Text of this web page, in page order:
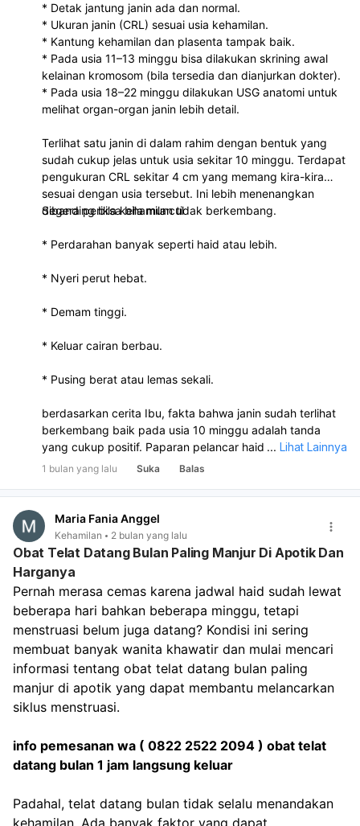
Membantu mengatur
menstruasi.
Perkiraan Harga
Harga dapat berbeda di
apotik dan fasilitas
Perhatian
Penggunaan harus
evaluasi medis untuk
keamanan dan
Progesteron merupakan
Mendukung pengaturan
menstruasi pada kondisi
sediaan dan merek yang
Cara Alami Melancarkan
Selain obat-obatan,
membantu menjaga siklus
menstruasi tetap sehat.
Perbanyak Konsumsi
Bergizi
Tubuh membutuhkan
secara optimal.
Beberapa makanan yang
antara lain:
* Detak jantung janin ada dan normal.
* Ukuran janin (CRL) sesuai usia kehamilan.
* Kantung kehamilan dan plasenta tampak baik.
* Pada usia 11–13 minggu bisa dilakukan skrining awal
kelainan kromosom (bila tersedia dan dianjurkan dokter).
* Pada usia 18–22 minggu dilakukan USG anatomi untuk
melihat organ-organ janin lebih detail.
Terlihat satu janin di dalam rahim dengan bentuk yang
sudah cukup jelas untuk usia sekitar 10 minggu. Terdapat
pengukuran CRL sekitar 4 cm yang memang kira-kira
sesuai dengan usia tersebut. Ini lebih menenangkan
dibanding bila kehamilan tidak berkembang.
Segera periksa bila muncul
* Perdarahan banyak seperti haid atau lebih.
* Nyeri perut hebat.
* Demam tinggi.
* Keluar cairan berbau.
* Pusing berat atau lemas sekali.
berdasarkan cerita Ibu, fakta bahwa janin sudah terlihat
berkembang baik pada usia 10 minggu adalah tanda
yang cukup positif. Paparan pelancar haid belum tentu
menyebabkan cacat, dan saat ini yang paling penting
obat/jamu yang diminum, dan memantau pertumbuhan
janin pada USG berikutnya.
... Lihat Lainnya
1 bulan yang lalu Suka Balas
Maria Fania Anggel
Kehamilan 2 bulan yang lalu
Obat Telat Datang Bulan Paling Manjur Di Apotik Dan
Harganya
Pernah merasa cemas karena jadwal haid sudah lewat
beberapa hari bahkan beberapa minggu, tetapi
menstruasi belum juga datang? Kondisi ini sering
membuat banyak wanita khawatir dan mulai mencari
informasi tentang obat telat datang bulan paling
manjur di apotik yang dapat membantu melancarkan
siklus menstruasi.
info pemesanan wa ( 0822 2522 2094 ) obat telat
datang bulan 1 jam langsung keluar
Padahal, telat datang bulan tidak selalu menandakan